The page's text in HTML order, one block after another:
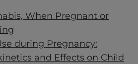
When Pregnant or
during Pregnancy:
and Effects on Child